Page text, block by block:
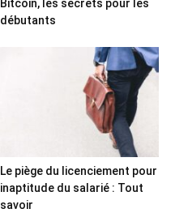
Bitcoin, les secrets pour les
débutants
Le piège du licenciement pour
inaptitude du salarié : Tout
savoir